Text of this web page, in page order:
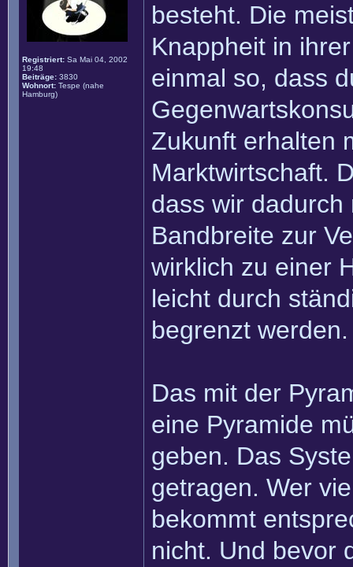
Registriert: Sa Mai 04, 2002
19:48
Beiträge: 3830
Wohnort: Tespe (nahe
Hamburg)
besteht. Die
Knappheit in
einmal so, dass
Zukunft erhalten
Marktwirtschaft.
dass wir
Bandbreite zur
wirklich zu einer
leicht durch
begrenzt werden.
Das mit der
eine Pyramide
geben. Das
getragen. Wer
bekommt
nicht. Und bevor